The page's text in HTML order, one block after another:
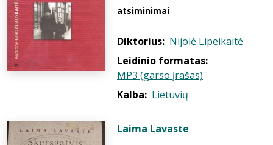
atsiminimai
Diktorius: Nijolė Lipeikaitė
Leidinio formatas:
MP3 (garso įrašas)
Kalba: Lietuvių
Laima Lavaste